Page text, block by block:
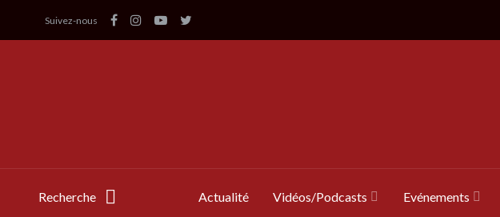
Suivez-nous
Recherche Actualité Vidéos/Podcasts Evénements